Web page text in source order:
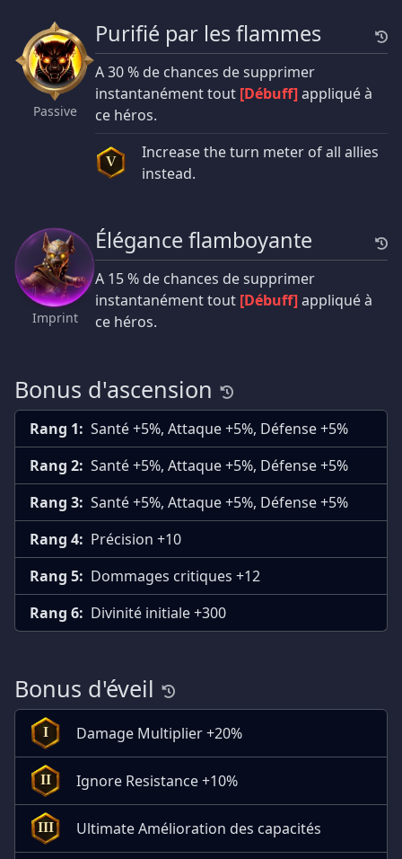
Passive
Purifié par les flammes
A 30 % de chances de supprimer
instantanément tout [Débuff]appliqué à
ce héros.
V
Increase the turn meter of all allies
instead.
Imprint
Élégance flamboyante
A 15 % de chances de supprimer
instantanément tout [Débuff]appliqué à
ce héros.
Bonus d'ascension
Rang 1: Santé +5%, Attaque +5%, Défense +5%
Rang 2: Santé +5%, Attaque +5%, Défense +5%
Rang 3: Santé +5%, Attaque +5%, Défense +5%
Rang 4: Précision +10
Rang 5: Dommages critiques +12
Rang 6: Divinité initiale +300
Bonus d'éveil
I Damage Multiplier +20%
II Ignore Resistance +10%
III Ultimate Amélioration des capacités